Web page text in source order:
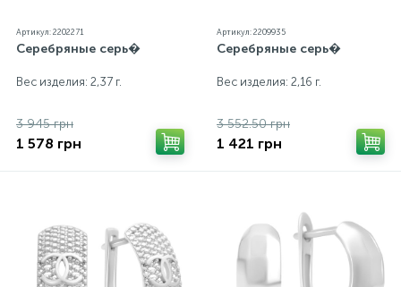
Артикул: 2202271
Серебряные серь�
Вес изделия: 2,37 г.
3 945 грн
1 578 грн
Артикул: 2209935
Серебряные серь�
Вес изделия: 2,16 г.
3 552.50 грн
1 421 грн